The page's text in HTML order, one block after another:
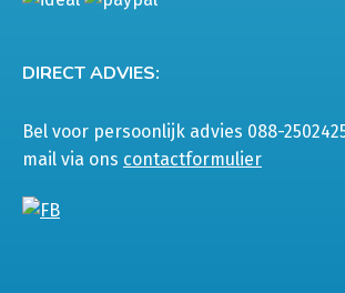
DIRECT ADVIES:
Bel voor persoonlijk advies 088-
mail via ons contactformulier